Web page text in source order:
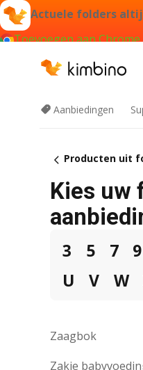
Actuele folders
Toevoegen aan Chrome
Aanbiedingen
Producten uit
Kies uw
3 5 7 9
U
V W
Zaagbok
Zakje